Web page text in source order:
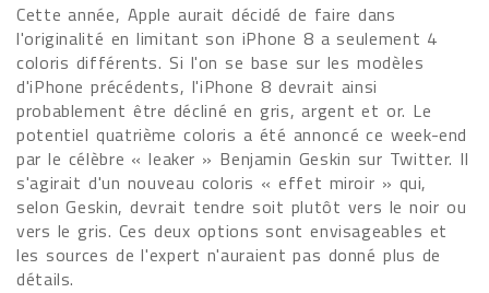
Cette année, Apple aurait décidé de faire dans
l'originalité en limitant son iPhone 8 a seulement 4
coloris différents. Si l'on se base sur les modèles
d'iPhone précédents, l'iPhone 8 devrait ainsi
probablement être décliné en gris, argent et or. Le
potentiel quatrième coloris a été annoncé ce week-end
par le célèbre « leaker » Benjamin Geskin sur Twitter. Il
s'agirait d'un nouveau coloris « effet miroir » qui,
selon Geskin, devrait tendre soit plutôt vers le noir ou
vers le gris. Ces deux options sont envisageables et
les sources de l'expert n'auraient pas donné plus de
détails.